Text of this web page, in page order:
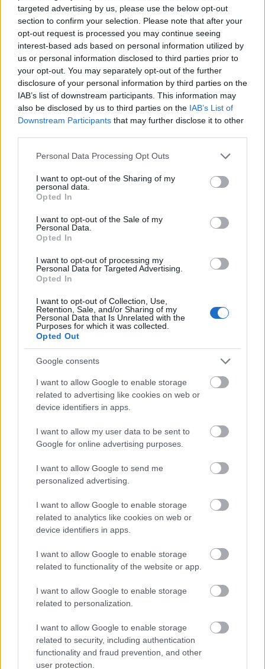
targeted advertising by us, please use the below opt-out
section to confirm your selection. Please note that after your
opt-out request is processed you may continue seeing
interest-based ads based on personal information utilized by
us or personal information disclosed to third parties prior to
your opt-out. You may separately opt-out of the further
disclosure of your personal information by third parties on the
IAB’s list of downstream participants. This information may
also be disclosed by us to third parties on the IAB’s List of
Downstream Participants that may further disclose it to other
Please note that this website/app uses one or more Google
not limited to your visit or usage behaviour. You may click to
grant or deny consent to Google and its third-party tags to
use your data for below specified purposes in below Google
consent section.
Personal Data Processing Opt Outs
I want to opt-out of the Sharing of my
personal data.
Opted In
I want to opt-out of the Sale of my
Personal Data.
Opted In
I want to opt-out of processing my
Personal Data for Targeted Advertising.
Opted In
I want to opt-out of Collection, Use,
Retention, Sale, and/or Sharing of my
Personal Data that Is Unrelated with the
Purposes for which it was collected.
Opted Out
Google consents
I want to allow Google to enable storage
related to advertising like cookies on web or
device identifiers in apps.
I want to allow my user data to be sent to
Google for online advertising purposes.
I want to allow Google to send me
personalized advertising.
I want to allow Google to enable storage
related to analytics like cookies on web or
device identifiers in apps.
I want to allow Google to enable storage
related to functionality of the website or app.
I want to allow Google to enable storage
related to personalization.
I want to allow Google to enable storage
related to security, including authentication
functionality and fraud prevention, and other
user protection.
Interszekcionális feminizmus:
baloldali és antikapitalista
identitáspolitika
Fent és Lent Vendégszerző• 2017. február 22.
Válasz Csányi Gergely „Rendszerszemléletű,
baloldali feministaként a transzkérdésről” című
képviselnek a szerzők. Éppen ezért meglepett és
elszomorított Csányi Gergely írása, mivel úgy tűnik,…
Rendszerszemléletű, baloldali
feministaként a transzkérdésről
Az utóbbi időben a magyar feminista mozgalmak
különböző résztvevői között kiélesedett a diskurzus
a transzpolitikák kérdése kapcsán. A vita affektíven
Mindehhez, azt gondolom, nagyban hozzájárult az
egyébként alapvetően…